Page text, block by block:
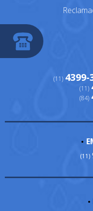
(11) 4399-
(11)
(84)
(11)